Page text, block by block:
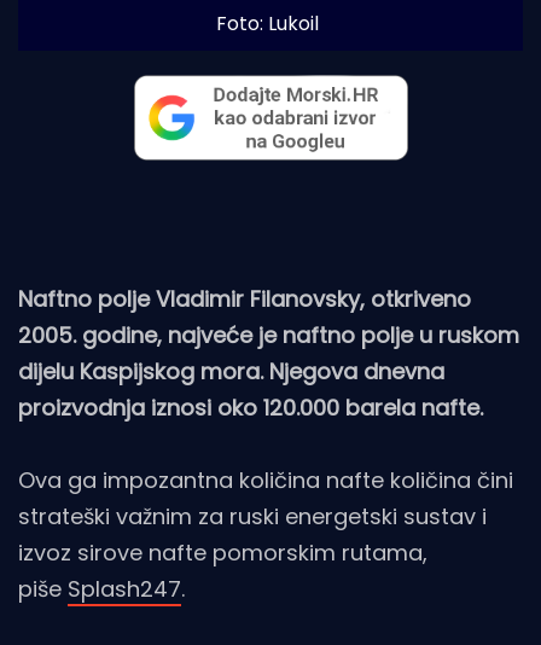
Foto: Lukoil
Naftno polje Vladimir Filanovsky, otkriveno
2005. godine, najveće je naftno polje u ruskom
dijelu Kaspijskog mora. Njegova dnevna
proizvodnja iznosi oko 120.000 barela nafte.
Ova ga impozantna količina nafte količina čini
strateški važnim za ruski energetski sustav i
izvoz sirove nafte pomorskim rutama,
piše Splash247.